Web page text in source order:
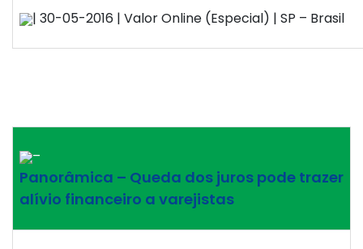
| 30-05-2016 | Valor Online (Especial) | SP – Brasil
–
Panorâmica – Queda dos juros pode trazer
alívio financeiro a varejistas